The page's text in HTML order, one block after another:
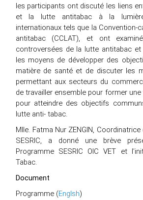
les participants ont discuté les liens
et la lutte antitabac à la
internationaux tels que la Convention-
antitabac (CCLAT), et ont
controversées de la lutte antitabac
les moyens de développer des
matière de santé et de discuter les
permettant aux secteurs du
de travailler ensemble pour former
pour atteindre des objectifs
lutte anti- tabac.
Mlle. Fatma Nur ZENGIN,
SESRIC, a donné une brève
Programme SESRIC OIC VET et
Tabac.
Document
Programme (Englsh)